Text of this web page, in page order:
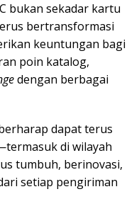
bukan sekadar kartu
bertransformasi
keuntungan bagi
poin katalog,
dengan berbagai
dapat terus
di wilayah
tumbuh, berinovasi,
setiap pengiriman